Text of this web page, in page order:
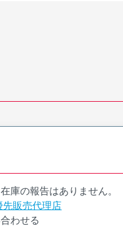
庫の報告はありません。
先販売代理店
わせる